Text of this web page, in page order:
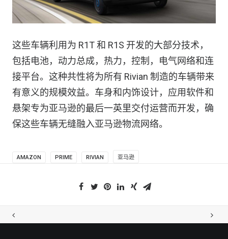
这些车辆利用为 R1T 和 R1S 开发的大部分技术，
包括电池，动力总成，热力，控制，电气网络和连
接平台。这种共性将为所有 Rivian 制造的车辆带来
有意义的规模效益。车身和内饰设计，应用软件和
悬架专为亚马逊的最后一英里交付运营而开发，确
保这些车辆无缝融入亚马逊物流网络。
AMAZON PRIME RIVIAN 亚马逊